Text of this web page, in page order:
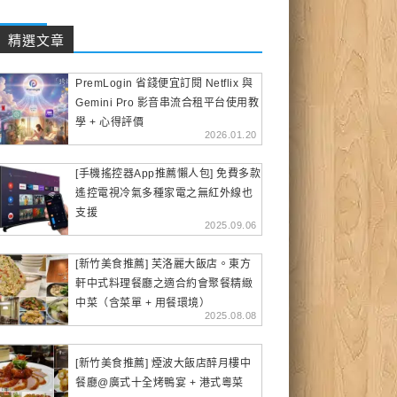
精選文章
PremLogin 省錢便宜訂閱 Netflix 與
Gemini Pro 影音串流合租平台使用教
學 + 心得評價
2026.01.20
[手機搖控器App推薦懶人包] 免費多款
遙控電視冷氣多種家電之無紅外線也
支援
2025.09.06
[新竹美食推薦] 芙洛麗大飯店。東方
軒中式料理餐廳之適合約會聚餐精緻
中菜（含菜單 + 用餐環境）
2025.08.08
[新竹美食推薦] 煙波大飯店醉月樓中
餐廳@廣式十全烤鴨宴 + 港式粵菜